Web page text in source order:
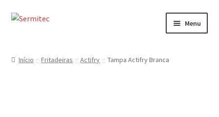
Ir
Saltar
Menu
Início Fritadeiras Actifry Tampa Actifry Branca